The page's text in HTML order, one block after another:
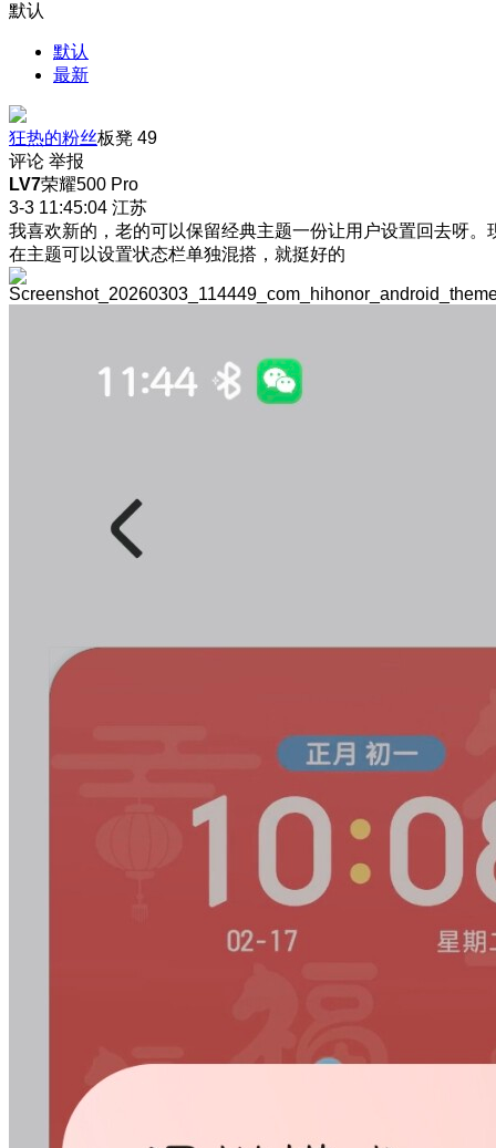
默认
默认
最新
狂热的粉丝板凳 49
评论 举报
LV7荣耀500 Pro
3-3 11:45:04 江苏
我喜欢新的，老的可以保留经典主题一份让用户设置回去呀。
在主题可以设置状态栏单独混搭，就挺好的